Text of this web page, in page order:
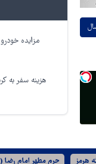
مزایده خودرو
هزینه سفر به
هرمز حرم مطهر امام رضا